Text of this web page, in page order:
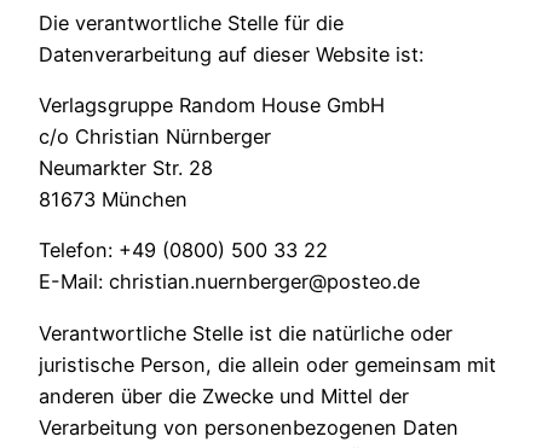
Die verantwortliche Stelle für die
Datenverarbeitung auf dieser Website ist:
Verlagsgruppe Random House GmbH
c/o Christian Nürnberger
Neumarkter Str. 28
81673 München
Telefon: +49 (0800) 500 33 22
E-Mail: christian.nuernberger@posteo.de
Verantwortliche Stelle ist die natürliche oder
juristische Person, die allein oder gemeinsam mit
anderen über die Zwecke und Mittel der
Verarbeitung von personenbezogenen Daten